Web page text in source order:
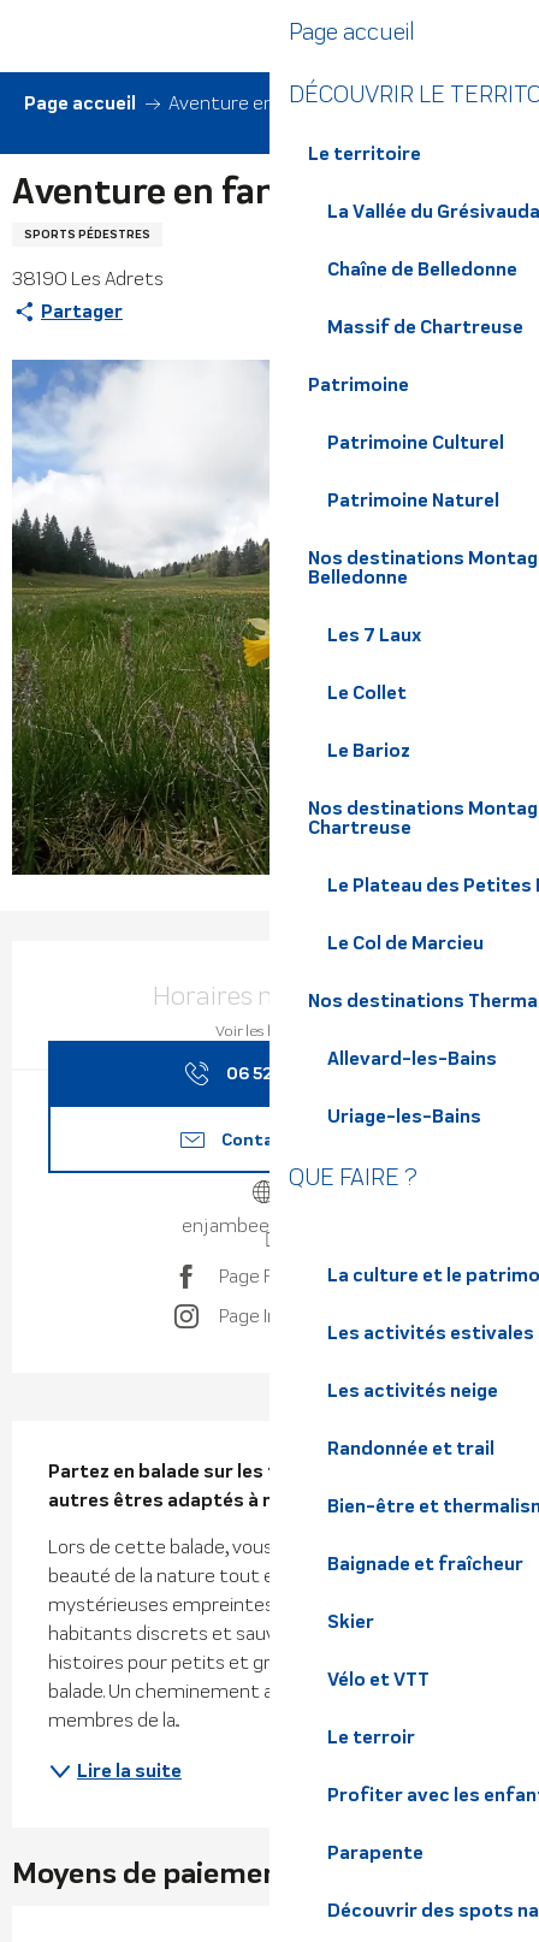
contenu
principal
Page accueil
DÉCOUVRIR LE
Le territoire
La Vallée du
Chaîne de Belledonne
Massif de Chartreuse
Patrimoine
Patrimoine Culturel
Patrimoine Naturel
Nos destinations
Belledonne
Les 7 Laux
Le Collet
Le Barioz
Nos destinations
Chartreuse
Le Plateau des Petites
Le Col de Marcieu
Nos destinations
Allevard-les-Bains
Uriage-les-Bains
QUE FAIRE ?
La culture et le
Les activités estivales
Les activités neige
Randonnée et trail
Bien-être et
Baignade et fraîcheur
Skier
Vélo et VTT
Le terroir
Profiter avec les
Parapente
Découvrir des spots
Page accueil Aventure en famille
Aventure en famille
SPORTS PÉDESTRES
38190 Les Adrets
Partager
Horaires non définis
Voir les horaires
06 52 48 23
Contactez-nous
enjambeesauvage.fr
Page Facebook
Page Instagram
Description
Partez en balade sur les traces des animaux et
autres êtres adaptés à nos montagnes.
Lors de cette balade, vous partirez découvrir la
beauté de la nature tout en apprenant à lire les
mystérieuses empreintes laissées par les
habitants discrets et sauvage des montagnes. Des
histoires pour petits et grands agrémenterons la
balade. Un cheminement adapté à tous les
membres de la...
Lire la suite
Moyens de paiement